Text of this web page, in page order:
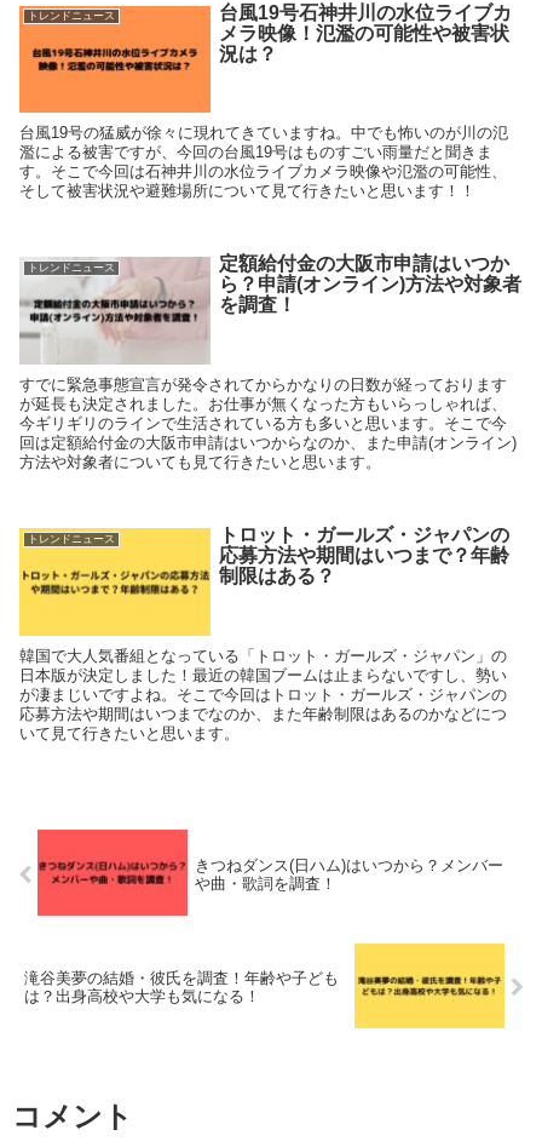
トレンドニュース
台風19号石神井川の水位ライブカ
メラ映像！氾濫の可能性や被害状
況は？
台風19号の猛威が徐々に現れてきていますね。中でも怖いのが川の氾
濫による被害ですが、今回の台風19号はものすごい雨量だと聞きま
す。そこで今回は石神井川の水位ライブカメラ映像や氾濫の可能性、
そして被害状況や避難場所について見て行きたいと思います！！
トレンドニュース
定額給付金の大阪市申請はいつか
ら？申請(オンライン)方法や対象者
を調査！
すでに緊急事態宣言が発令されてからかなりの日数が経っております
が延長も決定されました。お仕事が無くなった方もいらっしゃれば、
今ギリギリのラインで生活されている方も多いと思います。そこで今
回は定額給付金の大阪市申請はいつからなのか、また申請(オンライン)
方法や対象者についても見て行きたいと思います。
トレンドニュース
トロット・ガールズ・ジャパンの
応募方法や期間はいつまで？年齢
制限はある？
韓国で大人気番組となっている「トロット・ガールズ・ジャパン」の
日本版が決定しました！最近の韓国ブームは止まらないですし、勢い
が凄まじいですよね。そこで今回はトロット・ガールズ・ジャパンの
応募方法や期間はいつまでなのか、また年齢制限はあるのかなどにつ
いて見て行きたいと思います。
きつねダンス(日ハム)はいつから？メンバー
や曲・歌詞を調査！
滝谷美夢の結婚・彼氏を調査！年齢や子ども
は？出身高校や大学も気になる！
コメント